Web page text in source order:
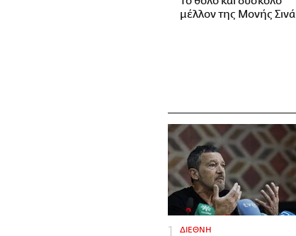
μέλλον της Μονής Σινά
ΔΙΕΘΝΗ